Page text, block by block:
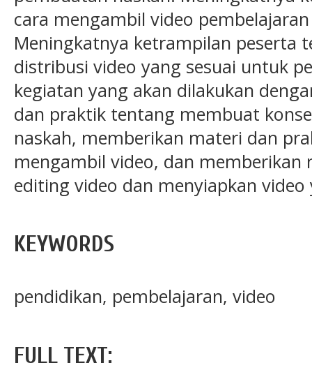
cara mengambil video
Meningkatnya ketrampilan peserta
distribusi video yang sesuai untuk
kegiatan yang akan dilakukan
dan praktik tentang membuat
naskah, memberikan materi dan
mengambil video, dan
editing video dan menyiapkan
KEYWORDS
pendidikan, pembelajaran, video
FULL TEXT: